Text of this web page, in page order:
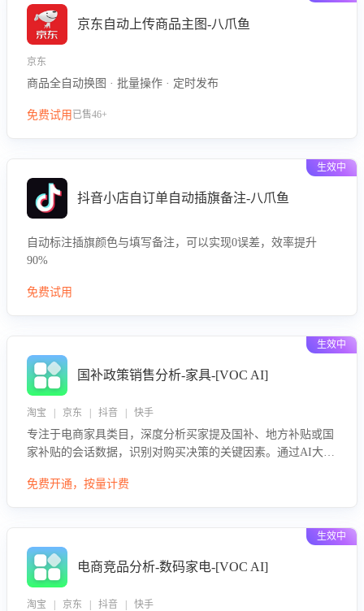
京东自动上传商品主图-八爪鱼
京东
商品全自动换图 · 批量操作 · 定时发布
免费试用 已售46+
生效中
抖音小店自订单自动插旗备注-八爪鱼
自动标注插旗颜色与填写备注，可以实现0误差，效率提升
90%
免费试用
生效中
国补政策销售分析-家具-[VOC AI]
淘宝 | 京东 | 抖音 | 快手
专注于电商家具类目，深度分析买家提及国补、地方补贴或国
家补贴的会话数据，识别对购买决策的关键因素。通过AI大模
略，助力商家利用国补政策提升GMV。
免费开通，按量计费
生效中
电商竞品分析-数码家电-[VOC AI]
淘宝 | 京东 | 抖音 | 快手